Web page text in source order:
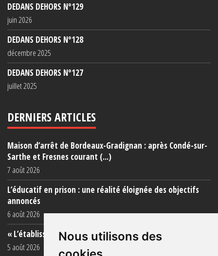
Nous utilisons des
DEDANS DEHORS N°129
juin 2026
DEDANS DEHORS N°128
décembre 2025
DEDANS DEHORS N°127
juillet 2025
DERNIERS ARTICLES
Maison d’arrêt de Bordeaux-Gradignan : après Condé-sur-
Sarthe et Fresnes courant (...)
7 août 2026
L’éducatif en prison : une réalité éloignée des objectifs
annoncés
6 août 2026
« L’établissement est une porcherie totale »
5 août 2026